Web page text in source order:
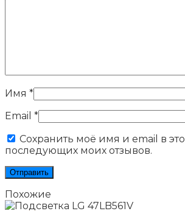
Имя *
Email *
Сохранить моё имя и email в
последующих моих отзывов.
Похожие